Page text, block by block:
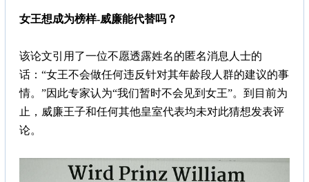
女王想成为榜样-威廉能代替吗？
该论文引用了一位不愿透露姓名的匿名消息人士的
话：“女王不会做任何违反针对其年龄段人群的建议的事
情。”因此专家认为“我们暂时不会见到女王”。到目前为
止，威廉王子和任何其他皇室代表均未对此猜想发表评
论。